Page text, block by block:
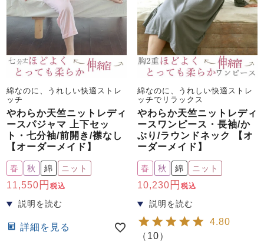
綿なのに、うれしい快適ストレ
ッチ
やわらか天竺ニットレディ
ースパジャマ 上下セッ
ト・七分袖/前開き/襟なし
【オーダーメイド】
春 秋 綿 ニット
11,550 税込
詳細を見る
綿なのに、うれしい快適ストレ
ッチでリラックス
やわらか天竺ニットレディ
ースワンピース・長袖/か
ぶり/ラウンドネック 【オ
ーダーメイド】
春 秋 綿 ニット
10,230 税込
4.80
（ 10）